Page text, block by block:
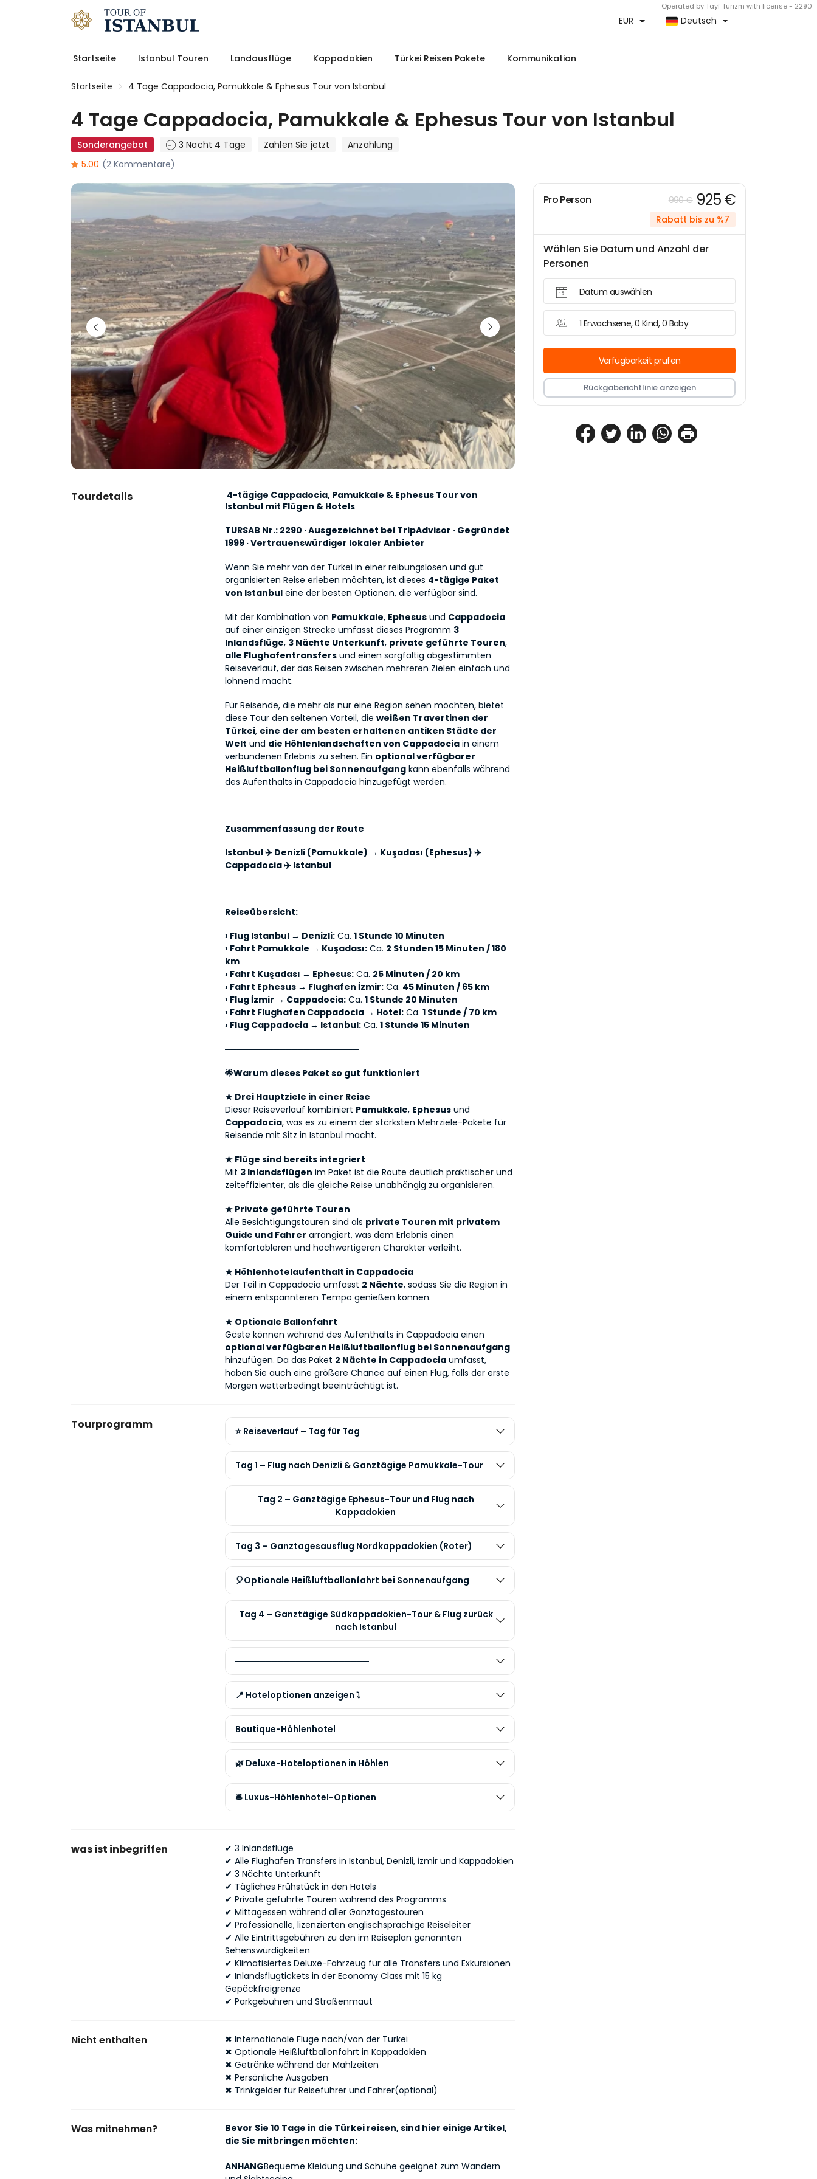
Operated by Tayf Turizm with license - 2290
EUR Deutsch
Startseite Istanbul Touren Landausflüge Kappadokien Türkei Reisen Pakete Kommunikation
Startseite 4 Tage Cappadocia, Pamukkale & Ephesus Tour von Istanbul
4 Tage Cappadocia, Pamukkale & Ephesus Tour von Istanbul
Sonderangebot 3 Nacht 4 Tage Zahlen Sie jetzt
Anzahlung
5.00 (2 Kommentare)
Tourdetails
Istanbul mit Flügen & Hotels
TURSAB Nr.: 2290 · Ausgezeichnet bei TripAdvisor · Gegründet
1999 · Vertrauenswürdiger lokaler Anbieter
Wenn Sie mehr von der Türkei in einer reibungslosen und gut
organisierten Reise erleben möchten, ist dieses 4-tägige Paket
von Istanbul eine der besten Optionen, die verfügbar sind.
Mit der Kombination von Pamukkale, Ephesus und Cappadocia
auf einer einzigen Strecke umfasst dieses Programm 3
Inlandsflüge, 3 Nächte Unterkunft, private geführte Touren
alle Flughafentransfers und einen sorgfältig abgestimmten
Reiseverlauf, der das Reisen zwischen mehreren Zielen einfach und
lohnend macht.
Für Reisende, die mehr als nur eine Region sehen möchten, bietet
diese Tour den seltenen Vorteil, die weißen Travertinen der
Türkei, eine der am besten erhaltenen antiken Städte der
Welt und die Höhlenlandschaften von Cappadocia in einem
verbundenen Erlebnis zu sehen. Ein optional verfügbarer
Heißluftballonflug bei Sonnenaufgang kann ebenfalls während
des Aufenthalts in Cappadocia hinzugefügt werden.
──────────────────────
Zusammenfassung der Route
Istanbul ✈️ Denizli (Pamukkale) → Kuşadası (Ephesus) ✈️
Cappadocia ✈️ Istanbul
──────────────────────
Reiseübersicht:
› Flug Istanbul → Denizli: Ca. 1 Stunde 10 Minuten
› Fahrt Pamukkale → Kuşadası: Ca. 2 Stunden 15 Minuten / 180
km
› Fahrt Kuşadası → Ephesus: Ca. 25 Minuten / 20 km
› Fahrt Ephesus → Flughafen İzmir: Ca. 45 Minuten / 65 km
› Flug İzmir → Cappadocia: Ca. 1 Stunde 20 Minuten
› Fahrt Flughafen Cappadocia → Hotel: Ca. 1 Stunde / 70 km
› Flug Cappadocia → Istanbul: Ca. 1 Stunde 15 Minuten
──────────────────────
🌟Warum dieses Paket so gut funktioniert
★ Drei Hauptziele in einer Reise
Dieser Reiseverlauf kombiniert Pamukkale, Ephesus
Cappadocia, was es zu einem der stärksten Mehrziele-Pakete für
Reisende mit Sitz in Istanbul macht.
★ Flüge sind bereits integriert
Mit 3 Inlandsflügen im Paket ist die Route deutlich praktischer und
zeiteffizienter, als die gleiche Reise unabhängig zu organisieren.
★ Private geführte Touren
Alle Besichtigungstouren sind als private Touren mit privatem
Guide und Fahrer arrangiert, was dem Erlebnis einen
komfortableren und hochwertigeren Charakter verleiht.
★ Höhlenhotelaufenthalt in Cappadocia
Der Teil in Cappadocia umfasst 2 Nächte, sodass Sie die Region in
einem entspannteren Tempo genießen können.
★ Optionale Ballonfahrt
optional verfügbaren Heißluftballonflug bei Sonnenaufgang
hinzufügen. Da das Paket 2 Nächte in Cappadocia umfasst,
haben Sie auch eine größere Chance auf einen Flug, falls der erste
Morgen wetterbedingt beeinträchtigt ist.
Tourprogramm ⭐ Reiseverlauf – Tag für Tag
Tag 1 – Flug nach Denizli & Ganztägige Pamukkale-Tour
Tag 2 – Ganztägige Ephesus-Tour und Flug nach
Kappadokien
Tag 3 – Ganztagesausflug Nordkappadokien (Roter)
🎈Optionale Heißluftballonfahrt bei Sonnenaufgang
Tag 4 – Ganztägige Südkappadokien-Tour & Flug zurück
nach Istanbul
──────────────────────
📍 Hoteloptionen anzeigen ⤵️
Boutique-Höhlenhotel
🌿 Deluxe-Hoteloptionen in Höhlen
🛎️ Luxus-Höhlenhotel-Optionen
was ist inbegriffen
✔ 3 Inlandsflüge
✔Alle Flughafen Transfers in Istanbul, Denizli, İzmir und Kappadokien
✔3 Nächte Unterkunft
✔ Tägliches Frühstück in den Hotels
✔Private geführte Touren während des Programms
✔Mittagessen während aller Ganztagestouren
✔Professionelle, lizenzierten englischsprachige Reiseleiter
✔Alle Eintrittsgebühren zu den im Reiseplan genannten
Sehenswürdigkeiten
✔Klimatisiertes Deluxe-Fahrzeug für alle Transfers und Exkursionen
✔Inlandsflugtickets in der Economy Class mit 15 kg
Gepäckfreigrenze
✔Parkgebühren und Straßenmaut
Nicht enthalten
✖ Internationale Flüge nach/von der Türkei
✖ Optionale Heißluftballonfahrt in Kappadokien
✖ Getränke während der Mahlzeiten
✖ Persönliche Ausgaben
✖ Trinkgelder für Reiseführer und Fahrer(optional)
Was mitnehmen?
Bevor Sie 10 Tage in die Türkei reisen, sind hier einige Artikel,
die Sie mitbringen möchten:
ANHANGBequeme Kleidung und Schuhe geeignet zum Wandern
Pro Person 990 € 925 €
Rabatt bis zu %7
Wählen Sie Datum und Anzahl der
Personen
Datum auswählen
1 Erwachsene, 0 Kind, 0 Baby
Verfügbarkeit prüfen
Rückgaberichtlinie anzeigen